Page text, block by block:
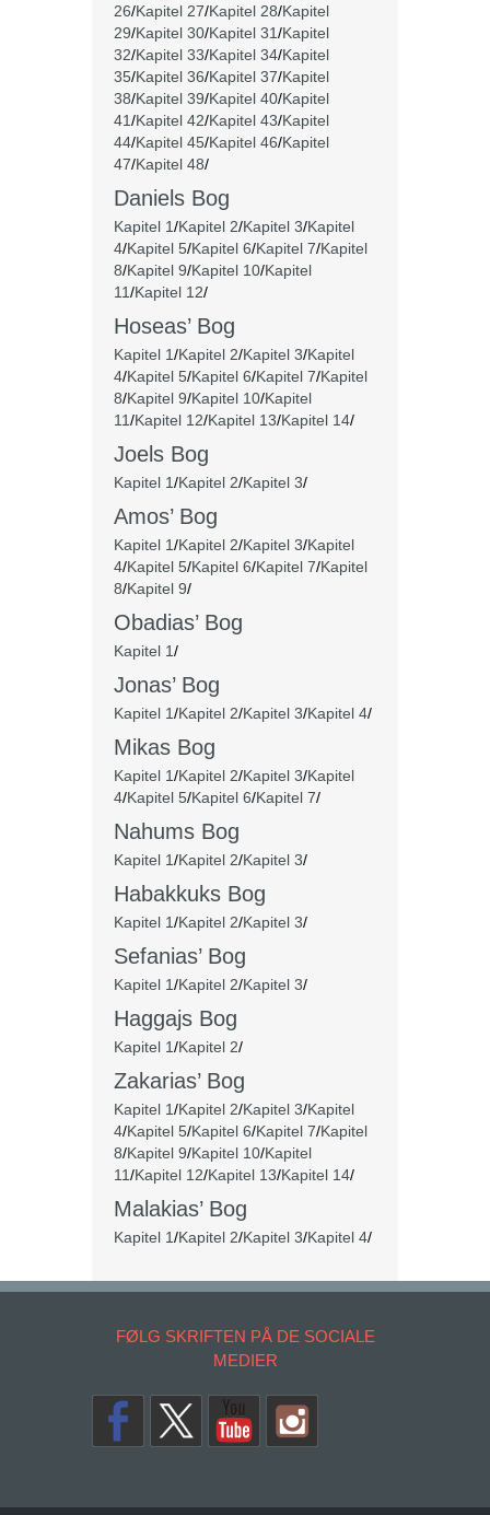
26/Kapitel 27/Kapitel 28/Kapitel
29/Kapitel 30/Kapitel 31/Kapitel
32/Kapitel 33/Kapitel 34/Kapitel
35/Kapitel 36/Kapitel 37/Kapitel
38/Kapitel 39/Kapitel 40/Kapitel
41/Kapitel 42/Kapitel 43/Kapitel
44/Kapitel 45/Kapitel 46/Kapitel
47/Kapitel 48/
Daniels Bog
Kapitel 1/Kapitel 2/Kapitel 3/Kapitel
4/Kapitel 5/Kapitel 6/Kapitel 7/Kapitel
8/Kapitel 9/Kapitel 10/Kapitel
11/Kapitel 12/
Hoseas’ Bog
Kapitel 1/Kapitel 2/Kapitel 3/Kapitel
4/Kapitel 5/Kapitel 6/Kapitel 7/Kapitel
8/Kapitel 9/Kapitel 10/Kapitel
11/Kapitel 12/Kapitel 13/Kapitel 14/
Joels Bog
Kapitel 1/Kapitel 2/Kapitel 3/
Amos’ Bog
Kapitel 1/Kapitel 2/Kapitel 3/Kapitel
4/Kapitel 5/Kapitel 6/Kapitel 7/Kapitel
8/Kapitel 9/
Obadias’ Bog
Kapitel 1/
Jonas’ Bog
Kapitel 1/Kapitel 2/Kapitel 3/Kapitel 4/
Mikas Bog
Kapitel 1/Kapitel 2/Kapitel 3/Kapitel
4/Kapitel 5/Kapitel 6/Kapitel 7/
Nahums Bog
Kapitel 1/Kapitel 2/Kapitel 3/
Habakkuks Bog
Kapitel 1/Kapitel 2/Kapitel 3/
Sefanias’ Bog
Kapitel 1/Kapitel 2/Kapitel 3/
Haggajs Bog
Kapitel 1/Kapitel 2/
Zakarias’ Bog
Kapitel 1/Kapitel 2/Kapitel 3/Kapitel
4/Kapitel 5/Kapitel 6/Kapitel 7/Kapitel
8/Kapitel 9/Kapitel 10/Kapitel
11/Kapitel 12/Kapitel 13/Kapitel 14/
Malakias’ Bog
Kapitel 1/Kapitel 2/Kapitel 3/Kapitel 4/
FØLG SKRIFTEN PÅ DE SOCIALE
MEDIER